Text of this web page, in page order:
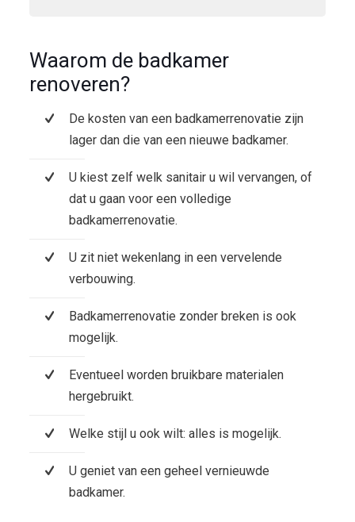
Waarom de badkamer
renoveren?
De kosten van een badkamerrenovatie zijn
lager dan die van een nieuwe badkamer.
U kiest zelf welk sanitair u wil vervangen, of
dat u gaan voor een volledige
badkamerrenovatie.
U zit niet wekenlang in een vervelende
verbouwing.
Badkamerrenovatie zonder breken is ook
mogelijk.
Eventueel worden bruikbare materialen
hergebruikt.
Welke stijl u ook wilt: alles is mogelijk.
U geniet van een geheel vernieuwde
badkamer.